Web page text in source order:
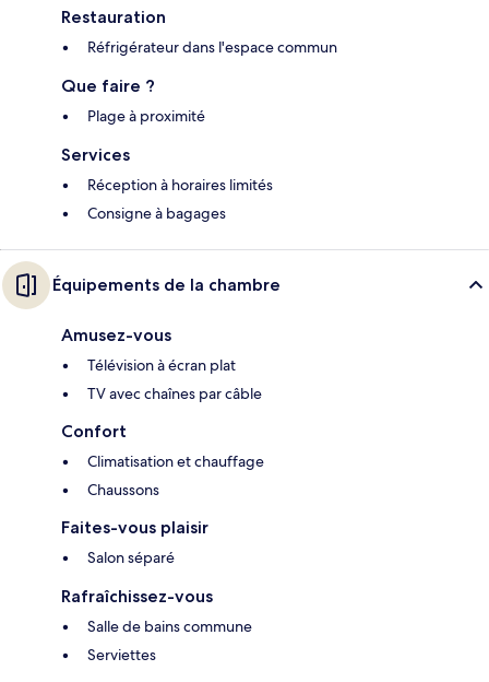
Restauration
Réfrigérateur dans l'espace commun
Que faire ?
Plage à proximité
Services
Réception à horaires limités
Consigne à bagages
Équipements de la chambre
Amusez-vous
Télévision à écran plat
TV avec chaînes par câble
Confort
Climatisation et chauffage
Chaussons
Faites-vous plaisir
Salon séparé
Rafraîchissez-vous
Salle de bains commune
Serviettes